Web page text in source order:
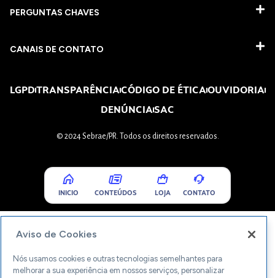
PERGUNTAS CHAVES​
CANAIS DE CONTATO
LGPDTRANSPARÊNCIACÓDIGO DE ÉTICAOUVIDORIA
DENÚNCIASAC
© 2024 Sebrae/PR. Todos os direitos reservados.
INICIO CONTEÚDOS LOJA CONTATO
Aviso de Cookies
Nós usamos cookies e outras tecnologias semelhantes para
melhorar a sua experiência em nossos serviços, personalizar